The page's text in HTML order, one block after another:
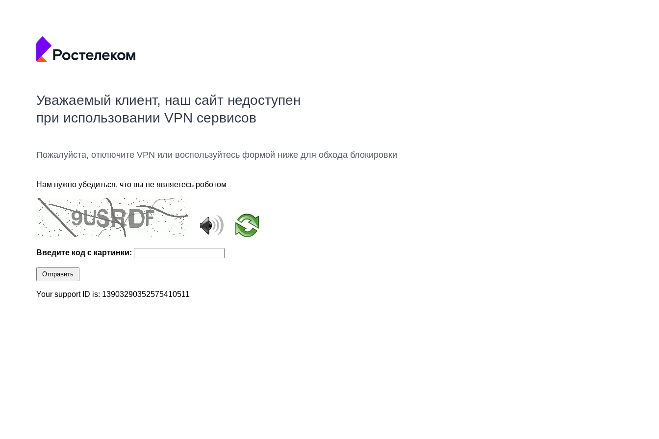
Уважаемый клиент, наш сайт недоступен
при использовании VPN сервисов
Пожалуйста, отключите VPN или воспользуйтесь формой ниже для обхода блокировки
Нам нужно убедиться, что вы не являетесь роботом
Введите код с картинки:
Отправить
Your support ID is: 13903290352575410511